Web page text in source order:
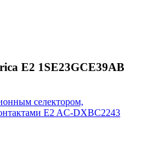
E2 1SE23GCE39AB